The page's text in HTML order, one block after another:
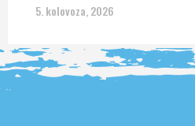
5. kolovoza, 2026